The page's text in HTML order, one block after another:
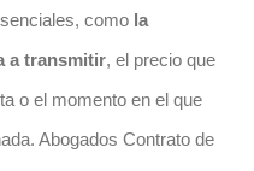
como la
a transmitir, el precio que
o el momento en el que
Abogados Contrato de